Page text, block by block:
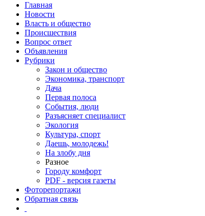
Главная
Новости
Власть и общество
Происшествия
Вопрос ответ
Объявления
Рубрики
Закон и общество
Экономика, транспорт
Дача
Первая полоса
События, люди
Разъясняет специалист
Экология
Культура, спорт
Даешь, молодежь!
На злобу дня
Разное
Городу комфорт
PDF - версия газеты
Фоторепортажи
Обратная связь